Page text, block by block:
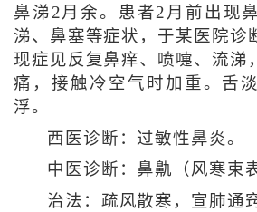
鼻涕2月余。患者2月前出现
涕、鼻塞等症状，于某医院诊
现症见反复鼻痒、喷嚏、流涕
痛，接触冷空气时加重。舌
浮。
西医诊断：过敏性鼻炎。
中医诊断：鼻鼽（风寒束
治法：疏风散寒，宣肺通